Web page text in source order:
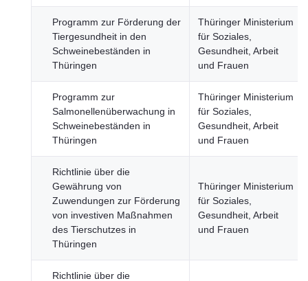
Programm zur Förderung der
Tiergesundheit in den
Schweinebeständen in
Thüringen
Thüringer Ministerium
für Soziales,
Gesundheit, Arbeit
und Frauen
Programm zur
Salmonellenüberwachung in
Schweinebeständen in
Thüringen
Thüringer Ministerium
für Soziales,
Gesundheit, Arbeit
und Frauen
Richtlinie über die
Gewährung von
Zuwendungen zur Förderung
von investiven Maßnahmen
des Tierschutzes in
Thüringen
Thüringer Ministerium
für Soziales,
Gesundheit, Arbeit
und Frauen
Richtlinie über die